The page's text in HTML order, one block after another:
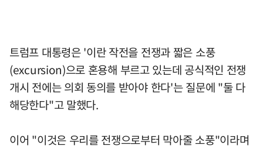
트럼프 대통령은 '이란 작전을 전쟁과 짧은 소풍
(excursion)으로 혼용해 부르고 있는데 공식적인 전쟁
개시 전에는 의회 동의를 받아야 한다'는 질문에 "둘 다
해당한다"고 말했다.
이어 "이것은 우리를 전쟁으로부터 막아줄 소풍"이라며